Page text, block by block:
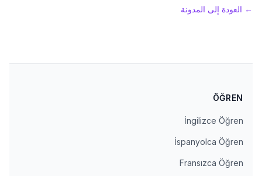
← العودة إلى المدونة
ÖĞREN
İngilizce Öğren
İspanyolca Öğren
Fransızca Öğren